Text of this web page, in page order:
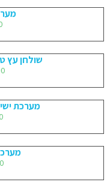
שולחן עץ טיק 2.36/1.00 +
מערכת